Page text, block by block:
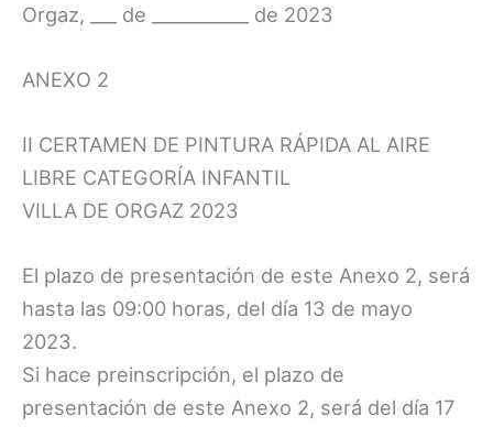
Orgaz, ___ de ___________ de 2023
ANEXO 2
II CERTAMEN DE PINTURA RÁPIDA AL AIRE
LIBRE CATEGORÍA INFANTIL
VILLA DE ORGAZ 2023
El plazo de presentación de este Anexo 2, será
hasta las 09:00 horas, del día 13 de mayo
2023.
Si hace preinscripción, el plazo de
presentación de este Anexo 2, será del día 17